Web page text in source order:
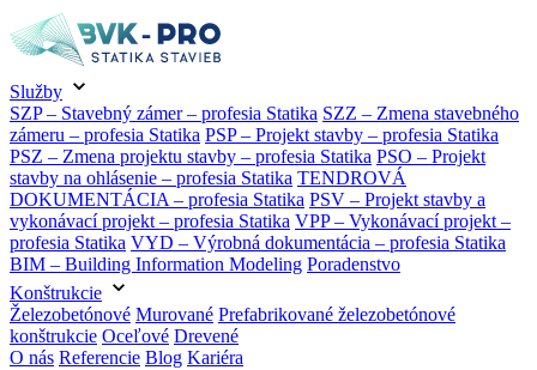
Služby
SZP – Stavebný zámer – profesia Statika SZZ – Zmena stavebného
zámeru – profesia Statika PSP – Projekt stavby – profesia Statika
PSZ – Zmena projektu stavby – profesia Statika PSO – Projekt
stavby na ohlásenie – profesia Statika TENDROVÁ
DOKUMENTÁCIA – profesia Statika PSV – Projekt stavby a
vykonávací projekt – profesia Statika VPP – Vykonávací projekt –
profesia Statika VYD – Výrobná dokumentácia – profesia Statika
BIM – Building Information Modeling Poradenstvo
Konštrukcie
Železobetónové Murované Prefabrikované železobetónové
konštrukcie Oceľové Drevené
O nás Referencie Blog Kariéra